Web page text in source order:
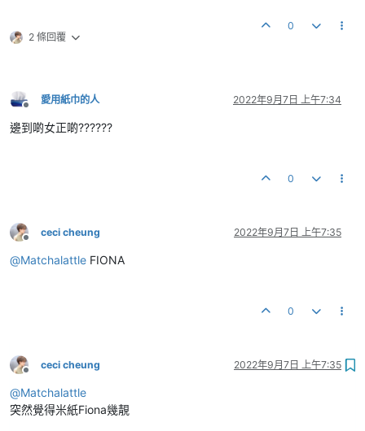
2 條回覆
0
離線
愛用紙巾的人 2022年9月7日 上午7:34
邊到啲女正啲??????
0
離線
ceci cheung 2022年9月7日 上午7:35
@Matchalattle FIONA
0
離線
ceci cheung 2022年9月7日 上午7:35
@Matchalattle
突然覺得米紙Fiona幾靚